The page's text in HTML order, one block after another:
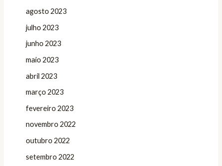
agosto 2023
julho 2023
junho 2023
maio 2023
abril 2023
março 2023
fevereiro 2023
novembro 2022
outubro 2022
setembro 2022